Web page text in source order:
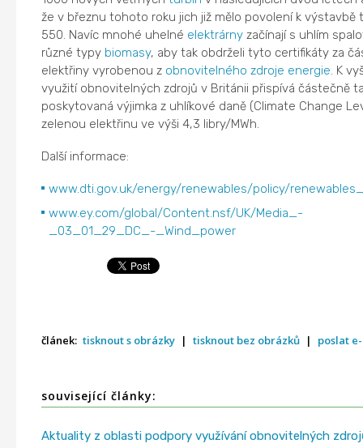
že v březnu tohoto roku jich již mělo povolení k výstavbě
550. Navíc mnohé uhelné elektrárnyzačínají s uhlím
různé typy biomasy, aby tak obdrželi tyto certifikáty za
elektřiny vyrobenou z obnovitelného zdroje energie. K
využití obnovitelných zdrojů v Británii přispívá částečně
poskytovaná výjimka z uhlíkové daně (Climate Change
zelenou elektřinu ve výši 4,3 libry/MWh.
Další informace:
www.dti.gov.uk/energy/renewables/policy/
www.ey.com/global/Content.nsf/UK/Media_-
_03_01_29_DC_-_Wind_power
článek: tisknout s obrázky | tisknout bez obrázků | poslat
související články:
Aktuality z oblasti podpory využívání obnovitelných